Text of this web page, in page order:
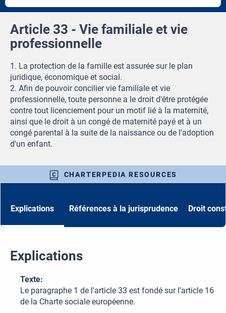
Article 33 - Vie familiale et vie
professionnelle
1. La protection de la famille est assurée sur le plan
juridique, économique et social.
2. Afin de pouvoir concilier vie familiale et vie
professionnelle, toute personne a le droit d'être protégée
contre tout licenciement pour un motif lié à la maternité,
ainsi que le droit à un congé de maternité payé et à un
congé parental à la suite de la naissance ou de l'adoption
d'un enfant.
CHARTERPEDIA RESOURCES
Explications Références à la jurisprudence Droit
Explications
Texte:
Le paragraphe 1 de l'article 33 est fondé sur l'article 16
de la Charte sociale européenne.